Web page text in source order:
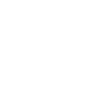
Emanekassipoeg Scottish